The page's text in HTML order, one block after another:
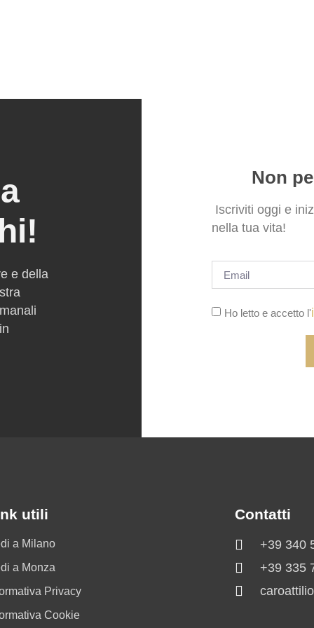
e della
Non
Iscriviti oggi e
nella tua vita!
Ho letto e accetto l'
utili
a Milano
a Monza
Privacy
Cookie
Contatti
+39 340
+39 335